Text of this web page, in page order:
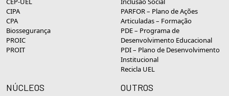
CIPA
CPA
Biossegurança
PROIC
PROIT
PARFOR – Plano de Ações
Articuladas – Formação
PDE – Programa de
Desenvolvimento Educacional
PDI – Plano de Desenvolvimento
Institucional
Recicla UEL
NÚCLEOS OUTROS